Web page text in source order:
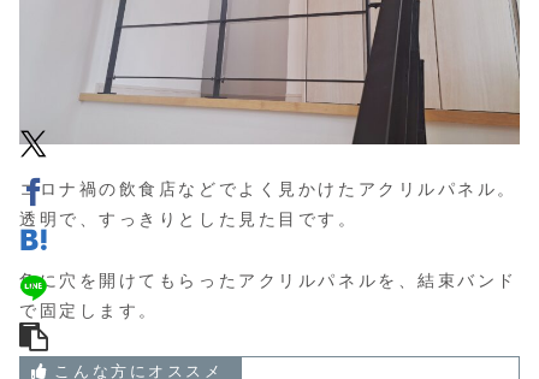
コロナ禍の飲食店などでよく見かけたアクリルパネル。
透明で、すっきりとした見た目です。
角に穴を開けてもらったアクリルパネルを、結束バンド
で固定します。
こんな方にオススメ